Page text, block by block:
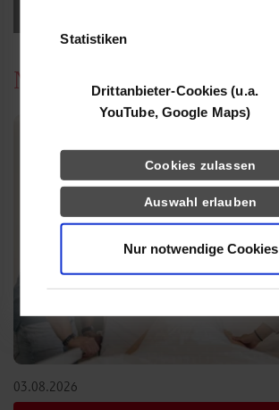
Statistiken
Drittanbieter-Cookies (u.a.
YouTube, Google Maps)
Cookies zulassen
Auswahl erlauben
Nur notwendige Cookies
News
03.08.2026